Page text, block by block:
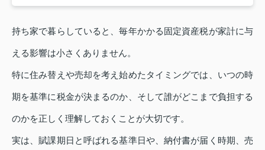
持ち家で暮らしていると、毎年かかる固定資産税が家計に与
える影響は小さくありません。
特に住み替えや売却を考え始めたタイミングでは、いつの時
期を基準に税金が決まるのか、そして誰がどこまで負担する
のかを正しく理解しておくことが大切です。
実は、賦課期日と呼ばれる基準日や、納付書が届く時期、売